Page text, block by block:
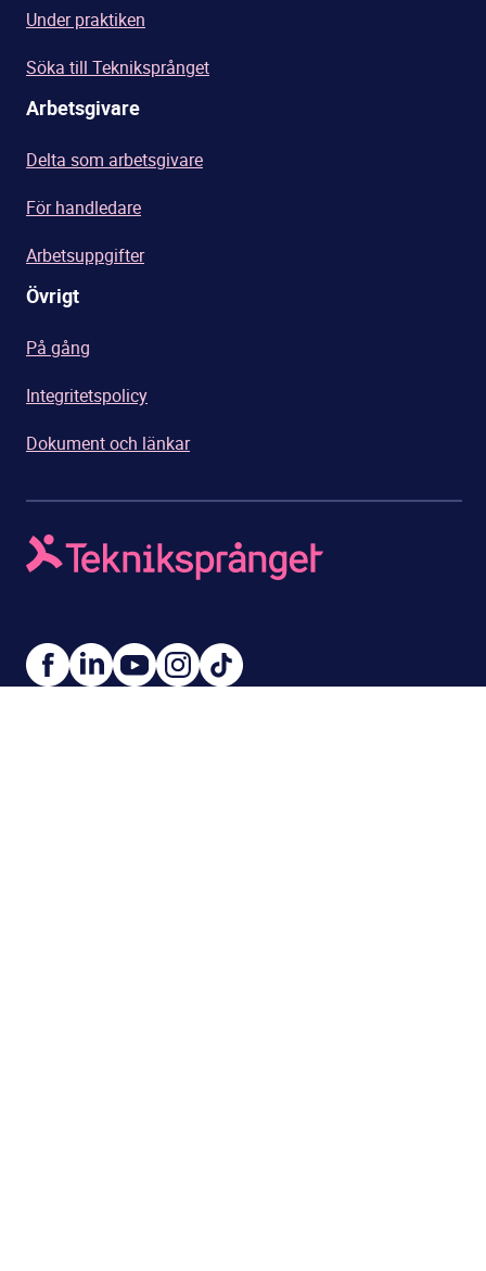
Under praktiken
Söka till Tekniksprånget
Arbetsgivare
Delta som arbetsgivare
För handledare
Arbetsuppgifter
Övrigt
På gång
Integritetspolicy
Dokument och länkar